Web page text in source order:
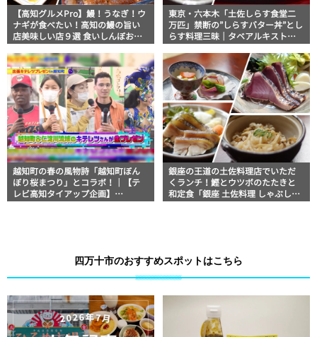
【高知グルメPro】鰻！うなぎ！ウ
ナギが食べたい！高知の鰻の旨い
店美味しい店９選 食いしんぼおじ
セレクション
東京・六本木「土佐しらす食堂二
万匹」禁断の”しらすバター丼”とし
らす料理三昧｜タベアルキスト・
知グルメPro】
越知町の春の風物詩「越知町ぼん
ぼり桜まつり」とコラボ！｜【テ
レビ高知タイアップ企画】
銀座の王道の土佐料理店でいただ
くランチ！鰹とウツボのたたきと
和定食「銀座 土佐料理 しゃぶしゃ
四万十市のおすすめスポットはこちら